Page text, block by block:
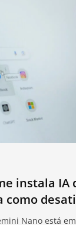
instala IA
como
Nano está em